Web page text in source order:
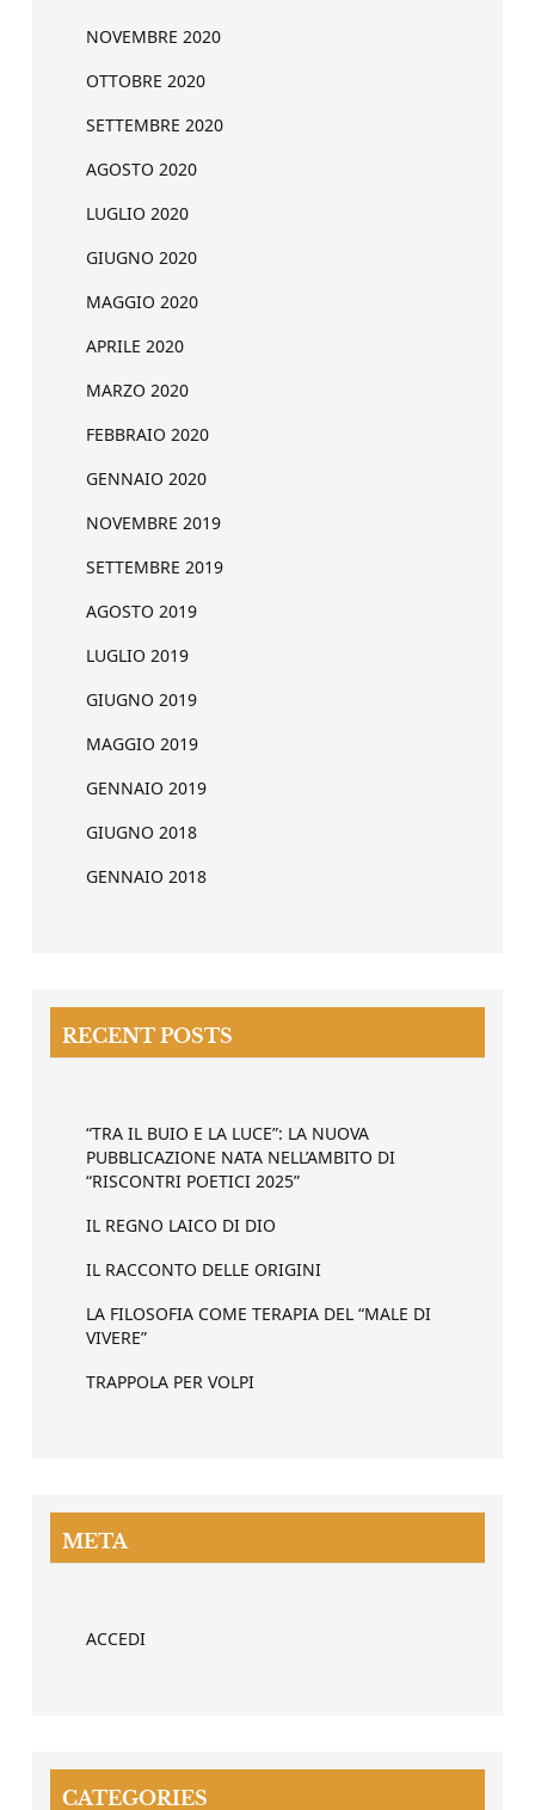
NOVEMBRE 2020
OTTOBRE 2020
SETTEMBRE 2020
AGOSTO 2020
LUGLIO 2020
GIUGNO 2020
MAGGIO 2020
APRILE 2020
MARZO 2020
FEBBRAIO 2020
GENNAIO 2020
NOVEMBRE 2019
SETTEMBRE 2019
AGOSTO 2019
LUGLIO 2019
GIUGNO 2019
MAGGIO 2019
GENNAIO 2019
GIUGNO 2018
GENNAIO 2018
RECENT POSTS
“TRA IL BUIO E LA LUCE”: LA NUOVA
PUBBLICAZIONE NATA NELL’AMBITO DI
“RISCONTRI POETICI 2025”
IL REGNO LAICO DI DIO
IL RACCONTO DELLE ORIGINI
LA FILOSOFIA COME TERAPIA DEL “MALE DI
VIVERE”
TRAPPOLA PER VOLPI
META
ACCEDI
CATEGORIES